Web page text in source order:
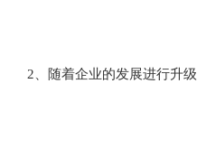
2、随着企业的发展进行升级